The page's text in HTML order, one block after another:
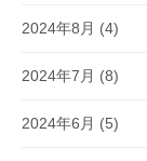
2024年8月 (4)
2024年7月 (8)
2024年6月 (5)